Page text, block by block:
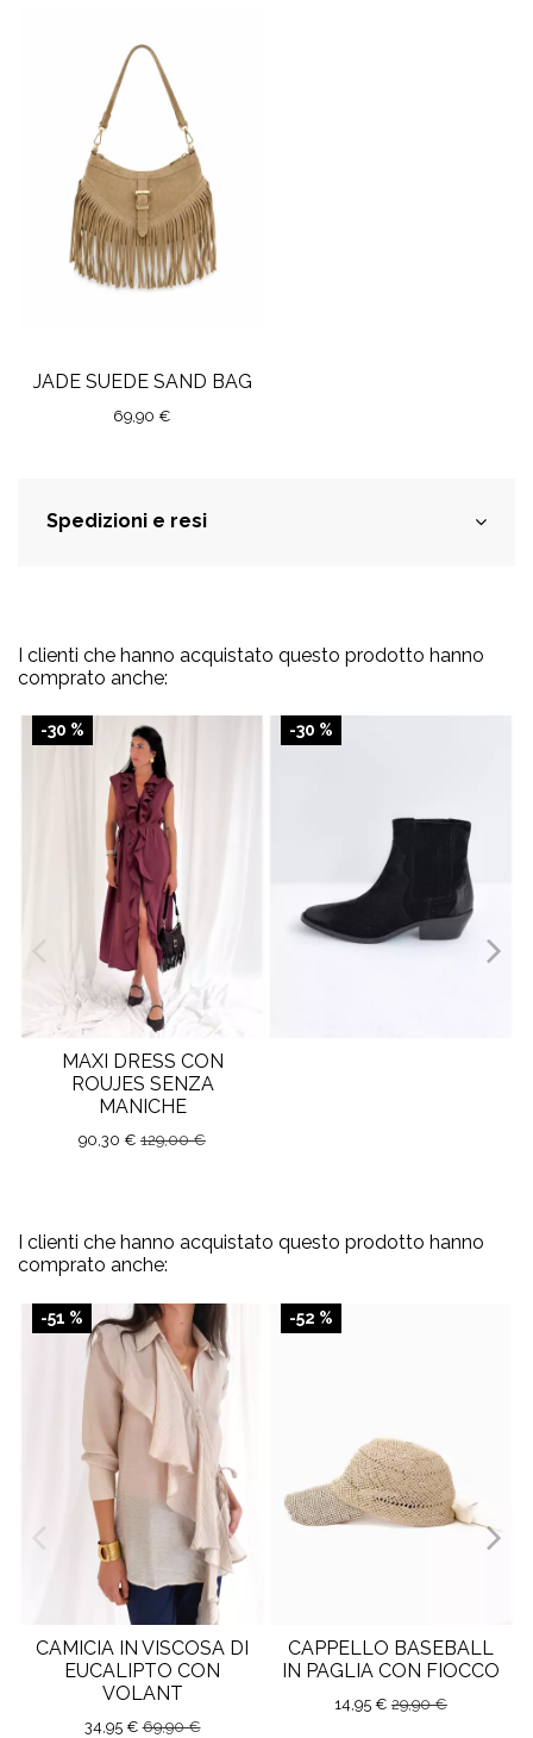
JADE SUEDE SAND BAG
69,90 €
Spedizioni e resi
I clienti che hanno acquistato questo prodotto hanno
comprato anche:
-30 %
MAXI DRESS CON
ROUJES SENZA
MANICHE
90,30 € 129,00 €
-30 %
I clienti che hanno acquistato questo prodotto hanno
comprato anche:
-51 %
CAMICIA IN VISCOSA DI
EUCALIPTO CON
VOLANT
34,95 €69,90 €
-52 %
CAPPELLO BASEBALL
IN PAGLIA CON FIOCCO
14,95 € 29,90 €